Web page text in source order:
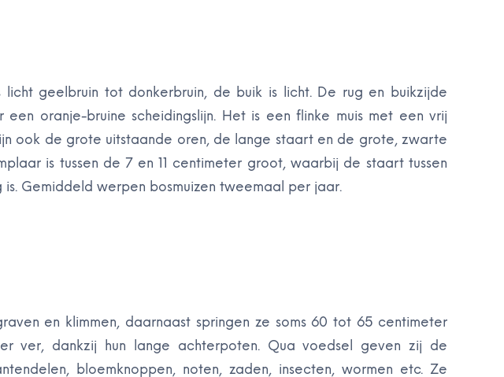
licht geelbruin tot donkerbruin, de buik is licht. De rug en buikzijde
oranje-bruine scheidingslijn. Het is een flinke muis met een vrij
ook de grote uitstaande oren, de lange staart en de grote, zwarte
is tussen de 7 en 11 centimeter groot, waarbij de staart tussen
is. Gemiddeld werpen bosmuizen tweemaal per jaar.
en klimmen, daarnaast springen ze soms 60 tot 65 centimeter
ver, dankzij hun lange achterpoten. Qua voedsel geven zij de
bloemknoppen, noten, zaden, insecten, wormen etc. Ze